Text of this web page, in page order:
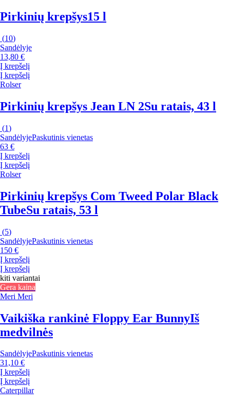
Pirkinių krepšys15 l
(10)
Sandėlyje
13,80 €
Į krepšelį
Į krepšelį
Rolser
Pirkinių krepšys Jean LN 2Su ratais, 43 l
(1)
SandėlyjePaskutinis vienetas
63 €
Į krepšelį
Į krepšelį
Rolser
Pirkinių krepšys Com Tweed Polar Black
TubeSu ratais, 53 l
(5)
SandėlyjePaskutinis vienetas
150 €
Į krepšelį
Į krepšelį
kiti variantai
Gera kaina
Meri Meri
Vaikiška rankinė Floppy Ear BunnyIš
medvilnės
SandėlyjePaskutinis vienetas
31,10 €
Į krepšelį
Į krepšelį
Caterpillar